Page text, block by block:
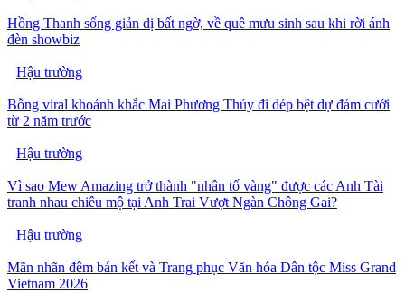
Hồng Thanh sống giản dị bất ngờ, về quê mưu sinh sau khi rời ánh
đèn showbiz
Hậu trường
Bỗng viral khoảnh khắc Mai Phương Thúy đi dép bệt dự đám cưới
từ 2 năm trước
Hậu trường
Vì sao Mew Amazing trở thành "nhân tố vàng" được các Anh Tài
tranh nhau chiêu mộ tại Anh Trai Vượt Ngàn Chông Gai?
Hậu trường
Mãn nhãn đêm bán kết và Trang phục Văn hóa Dân tộc Miss Grand
Vietnam 2026